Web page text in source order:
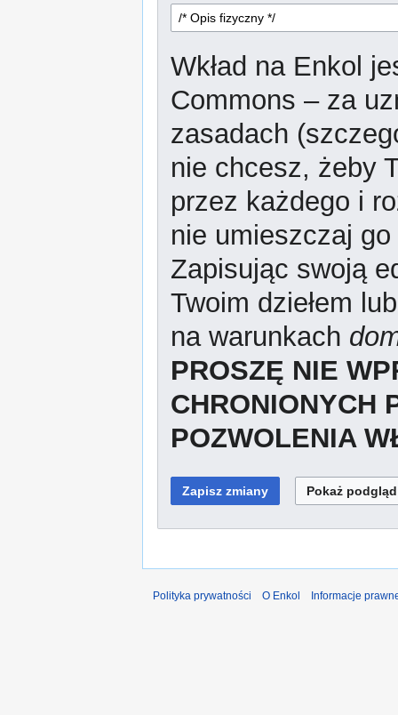
Wkład na Enkol
Commons – za
zasadach
nie chcesz, żeby
przez każdego i
nie umieszczaj
Zapisując swoją
Twoim dziełem
na warunkach
PROSZĘ NIE
CHRONIONYCH
POZWOLENIA
Polityka prywatności O Enkol Informacje